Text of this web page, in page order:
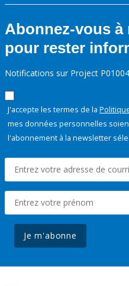
Abonnez-vous
pour rester
Notifications sur Project
J'accepte les termes de la
mes données personnelles
l'abonnement à la newsletter
Je m'abonne